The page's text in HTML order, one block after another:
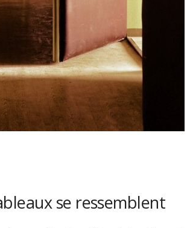
se ressemblent